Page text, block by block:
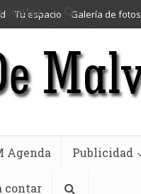
contar
Tu espacio Galería de fotos
Agenda Publicidad
contar